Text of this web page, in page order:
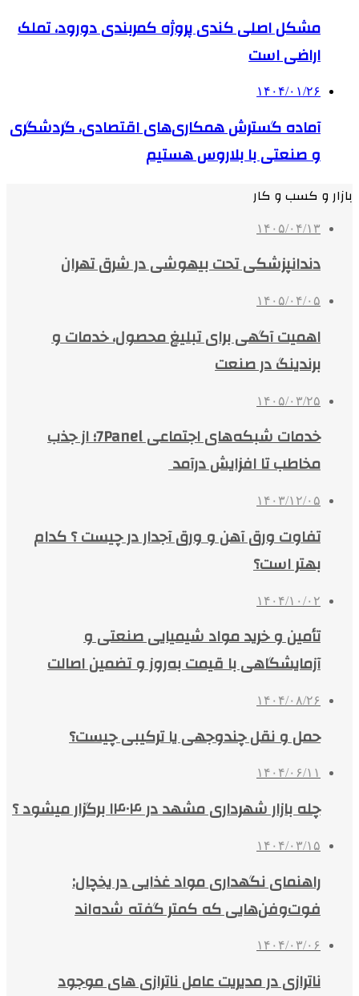
مشکل اصلی کندی پروژه کمربندی دورود، تملک
اراضی است
۱۴۰۴/۰۱/۲۶
آماده گسترش همکاری‌های اقتصادی، گردشگری
و صنعتی با بلاروس هستیم
بازار و کسب و کار
۱۴۰۵/۰۴/۱۳
دندانپزشکی تحت بیهوشی در شرق تهران
۱۴۰۵/۰۴/۰۵
اهمیت آگهی برای تبلیغ محصول، خدمات و
برندینگ در صنعت
۱۴۰۵/۰۳/۲۵
خدمات شبکه‌های اجتماعی 7Panel؛ از جذب
مخاطب تا افزایش درآمد
۱۴۰۳/۱۲/۰۵
تفاوت ورق آهن و ورق آجدار در چیست ؟ کدام
بهتر است؟
۱۴۰۴/۱۰/۰۲
تأمین و خرید مواد شیمیایی صنعتی و
آزمایشگاهی با قیمت به‌روز و تضمین اصالت
۱۴۰۴/۰۸/۲۶
حمل و نقل چندوجهی یا ترکیبی چیست؟
۱۴۰۴/۰۶/۱۱
چله بازار شهرداری مشهد در ۱۴۰۴ برگزار میشود ؟
۱۴۰۴/۰۳/۱۵
راهنمای نگهداری مواد غذایی در یخچال:
فوت‌وفن‌هایی که کمتر گفته شده‌اند
۱۴۰۴/۰۳/۰۶
ناترازی در مدیریت عامل ناترازی های موجود